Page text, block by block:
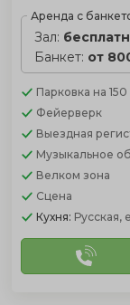
Аренда с
Зал:
Банкет: от
Парковка на
Фейерверк
Выездная
Музыкальное
Велком зона
Сцена
Кухня: Русская,